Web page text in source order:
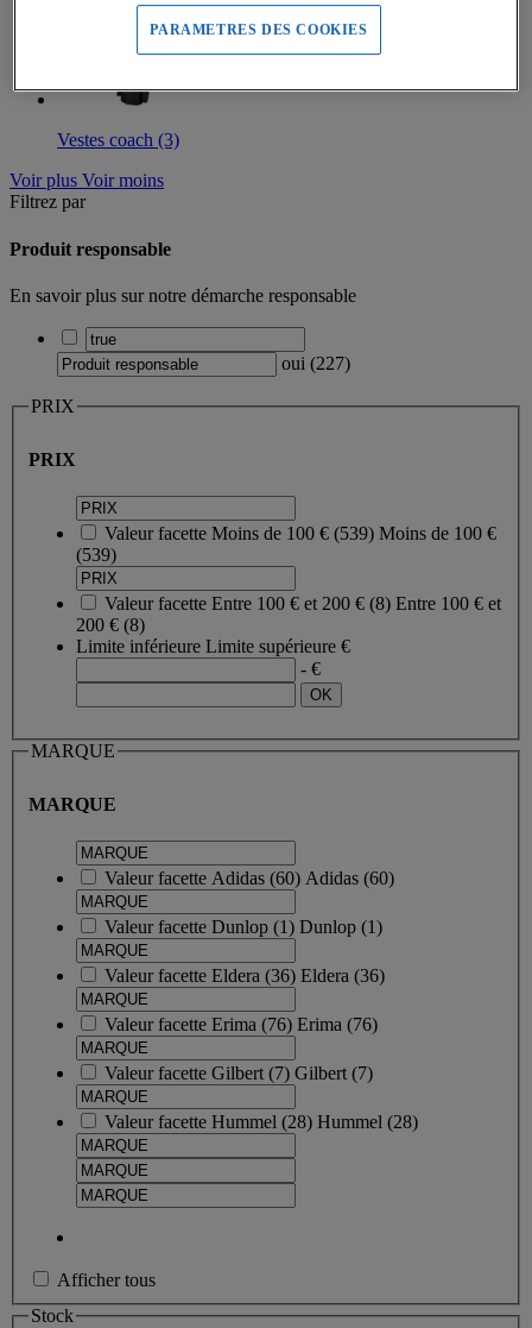
Vestes coach (3)
Voir plus Voir moins
Filtrez par
Produit responsable
En savoir plus sur notre démarche responsable
oui (227)
PRIX
PRIX
Valeur facette Moins de 100 € (539) Moins de 100 €
(539)
Valeur facette Entre 100 € et 200 € (8) Entre 100 € et
200 € (8)
Limite inférieure Limite supérieure €
- €
MARQUE
MARQUE
Valeur facette Adidas (60) Adidas (60)
Valeur facette Dunlop (1) Dunlop (1)
Valeur facette Eldera (36) Eldera (36)
Valeur facette Erima (76) Erima (76)
Valeur facette Gilbert (7) Gilbert (7)
Valeur facette Hummel (28) Hummel (28)
Afficher tous
Stock
PARAMETRES DES COOKIES